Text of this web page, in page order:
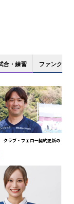
合・練習 ファンクラブ
クラブ・フェロー契約更新の